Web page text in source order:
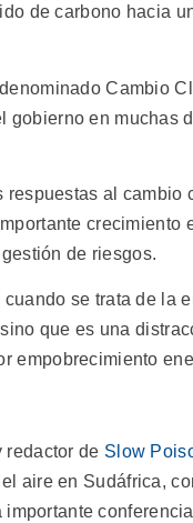
de carbono hacia
Cambio
gobierno en muchas
respuestas al
crecimiento
de riesgos.
se trata de la
que es una
empobrecimiento
redactor de Slow
aire en Sudáfrica,